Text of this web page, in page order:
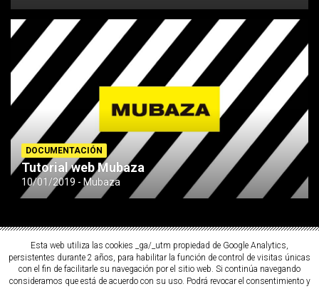
DOCUMENTACIÓN
Tutorial web Mubaza
10/01/2019 Mubaza
Esta web utiliza las cookies _ga/_utm propiedad de Google Analytics,
persistentes durante 2 años, para habilitar la función de control de visitas únicas
con el fin de facilitarle su navegación por el sitio web. Si continúa navegando
consideramos que está de acuerdo con su uso. Podrá revocar el consentimiento y